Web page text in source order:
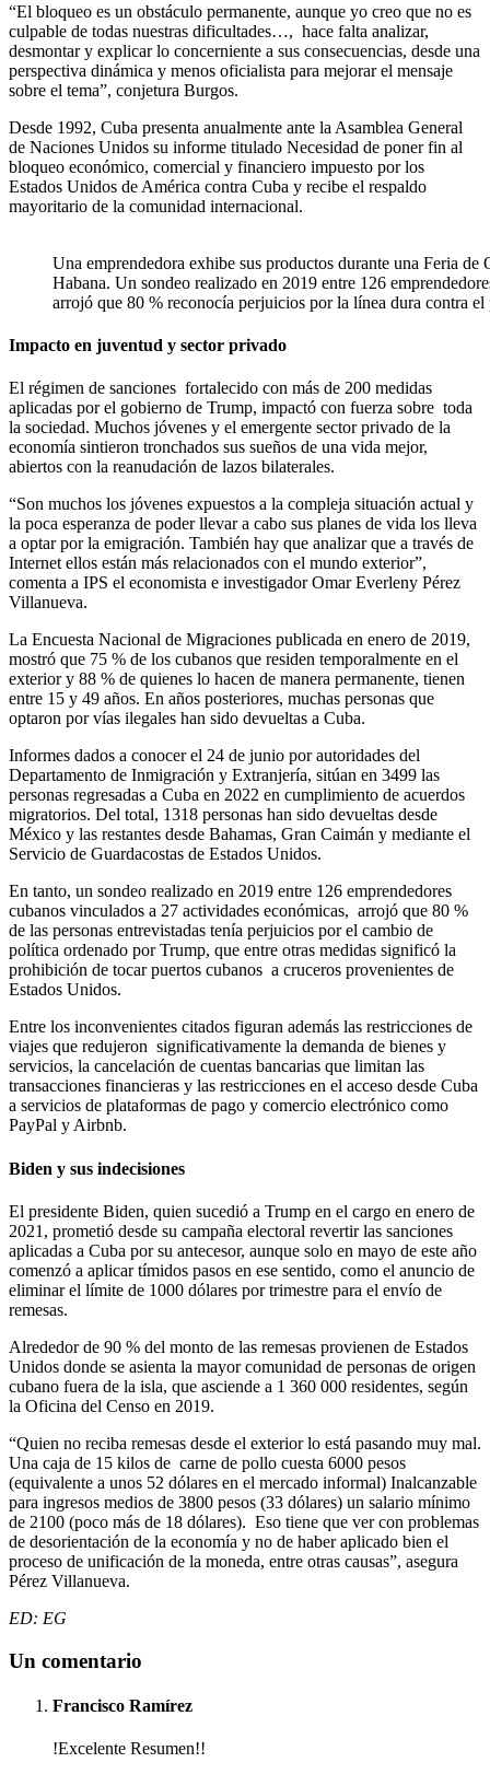
“El bloqueo es un obstáculo permanente, aunque yo creo que no es
culpable de todas nuestras dificultades…, hace falta analizar,
desmontar y explicar lo concerniente a sus consecuencias, desde una
perspectiva dinámica y menos oficialista para mejorar el mensaje
sobre el tema”, conjetura Burgos.
Desde 1992, Cuba presenta anualmente ante la Asamblea General
de Naciones Unidos su informe titulado Necesidad de poner fin al
bloqueo económico, comercial y financiero impuesto por los
Estados Unidos de América contra Cuba y recibe el respaldo
mayoritario de la comunidad internacional.
Una emprendedora exhibe sus productos durante una Feria
Habana. Un sondeo realizado en 2019 entre 126
arrojó que 80 % reconocía perjuicios por la línea dura contra
Impacto en juventud y sector privado
El régimen de sanciones fortalecido con más de 200 medidas
aplicadas por el gobierno de Trump, impactó con fuerza sobre toda
la sociedad. Muchos jóvenes y el emergente sector privado de la
economía sintieron tronchados sus sueños de una vida mejor,
abiertos con la reanudación de lazos bilaterales.
“Son muchos los jóvenes expuestos a la compleja situación actual y
la poca esperanza de poder llevar a cabo sus planes de vida los lleva
a optar por la emigración. También hay que analizar que a través de
Internet ellos están más relacionados con el mundo exterior”,
comenta a IPS el economista e investigador Omar Everleny Pérez
Villanueva.
La Encuesta Nacional de Migraciones publicada en enero de 2019,
mostró que 75 % de los cubanos que residen temporalmente en el
exterior y 88 % de quienes lo hacen de manera permanente, tienen
entre 15 y 49 años. En años posteriores, muchas personas que
optaron por vías ilegales han sido devueltas a Cuba.
Informes dados a conocer el 24 de junio por autoridades del
Departamento de Inmigración y Extranjería, sitúan en 3499 las
personas regresadas a Cuba en 2022 en cumplimiento de acuerdos
migratorios. Del total, 1318 personas han sido devueltas desde
México y las restantes desde Bahamas, Gran Caimán y mediante el
Servicio de Guardacostas de Estados Unidos.
En tanto, un sondeo realizado en 2019 entre 126 emprendedores
cubanos vinculados a 27 actividades económicas, arrojó que 80 %
de las personas entrevistadas tenía perjuicios por el cambio de
política ordenado por Trump, que entre otras medidas significó la
prohibición de tocar puertos cubanos a cruceros provenientes de
Estados Unidos.
Entre los inconvenientes citados figuran además las restricciones de
viajes que redujeron significativamente la demanda de bienes y
servicios, la cancelación de cuentas bancarias que limitan las
transacciones financieras y las restricciones en el acceso desde Cuba
a servicios de plataformas de pago y comercio electrónico como
PayPal y Airbnb.
Biden y sus indecisiones
El presidente Biden, quien sucedió a Trump en el cargo en enero de
2021, prometió desde su campaña electoral revertir las sanciones
aplicadas a Cuba por su antecesor, aunque solo en mayo de este año
comenzó a aplicar tímidos pasos en ese sentido, como el anuncio de
eliminar el límite de 1000 dólares por trimestre para el envío de
remesas.
Alrededor de 90 % del monto de las remesas provienen de Estados
Unidos donde se asienta la mayor comunidad de personas de origen
cubano fuera de la isla, que asciende a 1 360 000 residentes, según
la Oficina del Censo en 2019.
“Quien no reciba remesas desde el exterior lo está pasando muy mal.
Una caja de 15 kilos de carne de pollo cuesta 6000 pesos
(equivalente a unos 52 dólares en el mercado informal) Inalcanzable
para ingresos medios de 3800 pesos (33 dólares) un salario mínimo
de 2100 (poco más de 18 dólares). Eso tiene que ver con problemas
de desorientación de la economía y no de haber aplicado bien el
proceso de unificación de la moneda, entre otras causas”, asegura
Pérez Villanueva.
ED: EG
Un comentario
Francisco Ramírez
!Excelente Resumen!!